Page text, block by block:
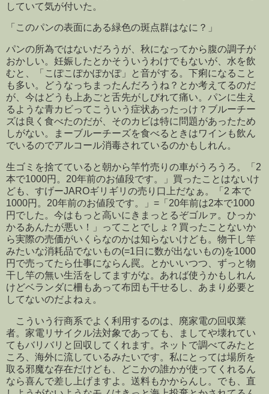
していて気が付いた。
「このパンの表面にある緑色の斑点群はなに？」
パンの所為ではないだろうが、秋になってから腹の調子が
おかしい。妊娠したとかそういうわけでもないが、水を飲
むと、「こぽこぽかぽかぽ」と音がする。下痢になること
も多い。どうなっちまったんだろうね？とか考えてるのだ
が、今はどうも上あごと舌先がしびれて痛い。パンに生え
るような青カビってこういう症状あったっけ？ブルーチー
ズは良く食べたのだが、そのカビは特に問題があったため
しがない。まーブルーチーズを食べるときはワインも飲ん
でいるのでアルコール消毒されているのかもしれん。
生ゴミを捨てていると朝から竿竹売りの車がうろうろ。「2
本で1000円。20年前のお値段です。」買ったことはないけ
ども、すげーJAROギリギリの売り口上だなぁ。「2 本で
1000円。20年前のお値段です。」=「20年前は2本で1000
円でした。今はもっと高いにきまっとるぞゴルァ。ひっか
かるあんたが悪い！」ってことでしょ？買ったことないか
ら実際の売価がいくらなのかは知らないけども。物干し竿
みたいな消耗品でないもの(=1日に数が出ないもの)を1000
円で売ってたら仕事にならん罠。とかいいつつ、ずっと物
干し竿の無い生活をしてますがな。あれば使うかもしれん
けどベランダに柵もあって布団も干せるし、あまり必要と
してないのだよねぇ。
こういう行商系でよく利用するのは、廃家電の回収業
者。家電リサイクル法対象であっても、ましてや壊れてい
てもバリバリと回収してくれます。ネットで調べてみたと
ころ、海外に流しているみたいです。私にとっては場所を
取る邪魔な存在だけども、どこかの誰かが使ってくれるん
なら喜んで差し上げますよ。送料もかからんし。でも、直